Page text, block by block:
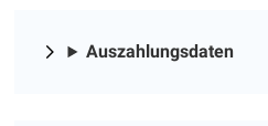
Auszahlungsdaten